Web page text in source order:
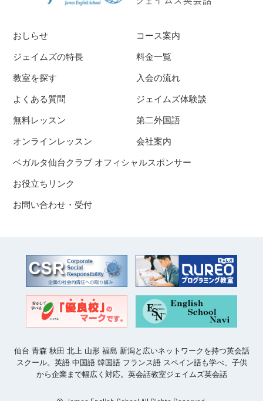
おしらせ
ジェイムズの特長
教室を探す
コース案内
料金一覧
入会の流れ
よくある質問
無料レッスン
オンラインレッスン
ジェイムズ体験談
第二外国語
会社案内
ベガルタ仙台クラブ オフィシャルスポンサー
お役立ちリンク
お問い合わせ・受付
仙台 青森 秋田 北上 山形 福島 新潟と広いネットワークを持つ英会話
スクール。英語 中国語 韓国語 フランス語 スペイン語も学べ、子供
から企業まで幅広く対応。英会話教室ジェイムズ英会話